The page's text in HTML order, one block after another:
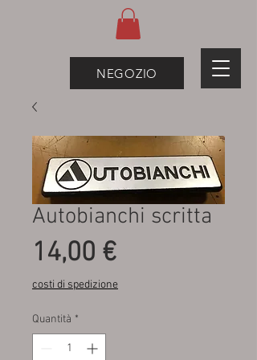
NEGOZIO
Autobianchi scritta
14,00 €Prezzo
costi di spedizione
Quantità *